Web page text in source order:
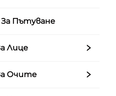
За Пътуване
Лице
Очите